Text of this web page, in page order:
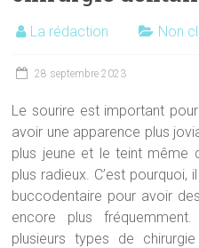
La rédaction Non
28 septembre 2023
Le sourire est important
avoir une apparence plus
plus jeune et le teint même
plus radieux. C’est
buccodentaire pour avoir
encore plus
plusieurs types de